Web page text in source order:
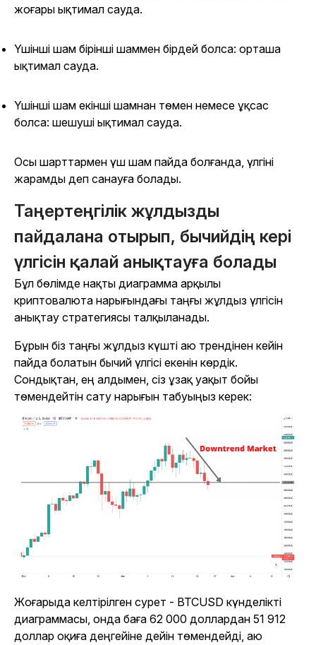
жоғары ықтимал сауда.
Үшінші шам бірінші шаммен бірдей болса: орташа
ықтимал сауда.
Үшінші шам екінші шамнан төмен немесе ұқсас
болса: шешуші ықтимал сауда.
Осы шарттармен үш шам пайда болғанда, үлгіні
жарамды деп санауға болады.
Таңертеңгілік жұлдызды
пайдалана отырып, бычийдің кері
үлгісін қалай анықтауға болады
Бұл бөлімде нақты диаграмма арқылы
криптовалюта нарығындағы таңғы жұлдыз үлгісін
анықтау стратегиясы талқыланады.
Бұрын біз таңғы жұлдыз күшті аю трендінен кейін
пайда болатын бычий үлгісі екенін көрдік.
Сондықтан, ең алдымен, сіз ұзақ уақыт бойы
төмендейтін сату нарығын табуыңыз керек:
Жоғарыда келтірілген сурет - BTCUSD күнделікті
диаграммасы, онда баға 62 000 доллардан 51 912
доллар оқиға деңгейіне дейін төмендейді, аю